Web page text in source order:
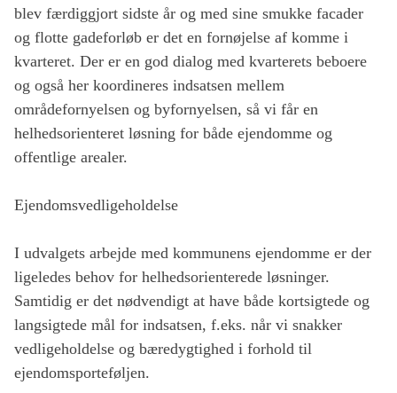
blev færdiggjort sidste år og med sine smukke facader
og flotte gadeforløb er det en fornøjelse af komme i
kvarteret. Der er en god dialog med kvarterets beboere
og også her koordineres indsatsen mellem
områdefornyelsen og byfornyelsen, så vi får en
helhedsorienteret løsning for både ejendomme og
offentlige arealer.
Ejendomsvedligeholdelse
I udvalgets arbejde med kommunens ejendomme er der
ligeledes behov for helhedsorienterede løsninger.
Samtidig er det nødvendigt at have både kortsigtede og
langsigtede mål for indsatsen, f.eks. når vi snakker
vedligeholdelse og bæredygtighed i forhold til
ejendomsporteføljen.